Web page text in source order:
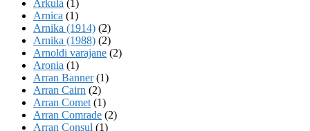
Arkula (1)
Arnica (1)
Arnika (1914) (2)
Arnika (1988) (2)
Arnoldi varajane (2)
Aronia (1)
Arran Banner(1)
Arran Cairn (2)
Arran Comet (1)
Arran Comrade (2)
Arran Consul (1)